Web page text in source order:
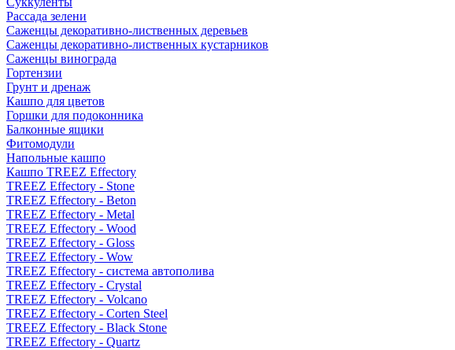
Рассада зелени
Саженцы декоративно-лиственных деревьев
Саженцы декоративно-лиственных кустарников
Саженцы винограда
Гортензии
Грунт и дренаж
Кашпо для цветов
Горшки для подоконника
Балконные ящики
Фитомодули
Напольные кашпо
Кашпо TREEZ Effectory
TREEZ Effectory - Stone
TREEZ Effectory - Beton
TREEZ Effectory - Metal
TREEZ Effectory - Wood
TREEZ Effectory - Gloss
TREEZ Effectory - Wow
TREEZ Effectory - система автополива
TREEZ Effectory - Crystal
TREEZ Effectory - Volcano
TREEZ Effectory - Corten Steel
TREEZ Effectory - Black Stone
TREEZ Effectory - Quartz